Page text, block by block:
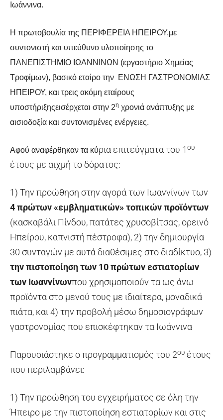
Ιωάννινα.
Η πρωτοβουλία της ΠΕΡΙΦΕΡΕΙΑ ΗΠΕΙΡΟΥ,με
συντονιστή και υπεύθυνο υλοποίησης το
ΠΑΝΕΠΙΣΤΗΜΙΟ ΙΩΑΝΝΙΝΩΝ (εργαστήριο Χημείας
Τροφίμων), βασικό εταίρο την ΕΝΩΣΗ ΓΑΣΤΡΟΝΟΜΙΑΣ
ΗΠΕΙΡΟΥ, και τρεις ακόμη εταίρους
υποστήριξηςεισέρχεται στην 2η χρονιά ανάπτυξης με
αισιοδοξία και συντονισμένες ενέργειες.
Αφού αναφέρθηκαν τα κύρια επιτεύγματα του 1 ου
έτους με αιχμή το δόρατος:
1) Την προώθηση στην αγορά των Ιωαννίνων των
4 πρώτων «εμβληματικών» τοπικών προϊόντων
(κασκαβάλι Πίνδου, πατάτες χρυσοβίτσας, ορεινό
Ηπείρου, καπνιστή πέστροφα), 2) την δημιουργία
30 συνταγών με αυτά διαθέσιμες στο διαδίκτυο, 3)
την πιστοποίηση των 10 πρώτων εστιατορίων
των Ιωαννίνωνπου χρησιμοποιούν τα ως άνω
προϊόντα στο μενού τους με ιδιαίτερα, μοναδικά
πιάτα, και 4) την προβολή μέσω δημοσιογράφων
γαστρονομίας που επισκέφτηκαν τα Ιωάννινα
Παρουσιάστηκε ο προγραμματισμός του 2ου έτους
που περιλαμβάνει:
1) Την προώθηση του εγχειρήματος σε όλη την
Ήπειρο με την πιστοποίηση εστιατορίων και στις